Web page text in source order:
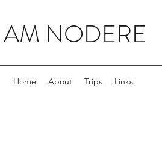
AM NODERE
Home About Trips Links